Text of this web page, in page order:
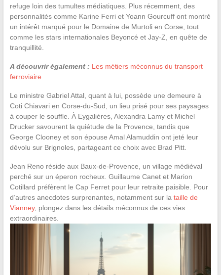
refuge loin des tumultes médiatiques. Plus récemment, des
personnalités comme Karine Ferri et Yoann Gourcuff ont montré
un intérêt marqué pour le Domaine de Murtoli en Corse, tout
comme les stars internationales Beyoncé et Jay-Z, en quête de
tranquillité.
A découvrir également : Les métiers méconnus du transport
ferroviaire
Le ministre Gabriel Attal, quant à lui, possède une demeure à
Coti Chiavari en Corse-du-Sud, un lieu prisé pour ses paysages
à couper le souffle. À Eygalières, Alexandra Lamy et Michel
Drucker savourent la quiétude de la Provence, tandis que
George Clooney et son épouse Amal Alamuddin ont jeté leur
dévolu sur Brignoles, partageant ce choix avec Brad Pitt.
Jean Reno réside aux Baux-de-Provence, un village médiéval
perché sur un éperon rocheux. Guillaume Canet et Marion
Cotillard préfèrent le Cap Ferret pour leur retraite paisible. Pour
d’autres anecdotes surprenantes, notamment sur la taille de
Vianney, plongez dans les détails méconnus de ces vies
extraordinaires.